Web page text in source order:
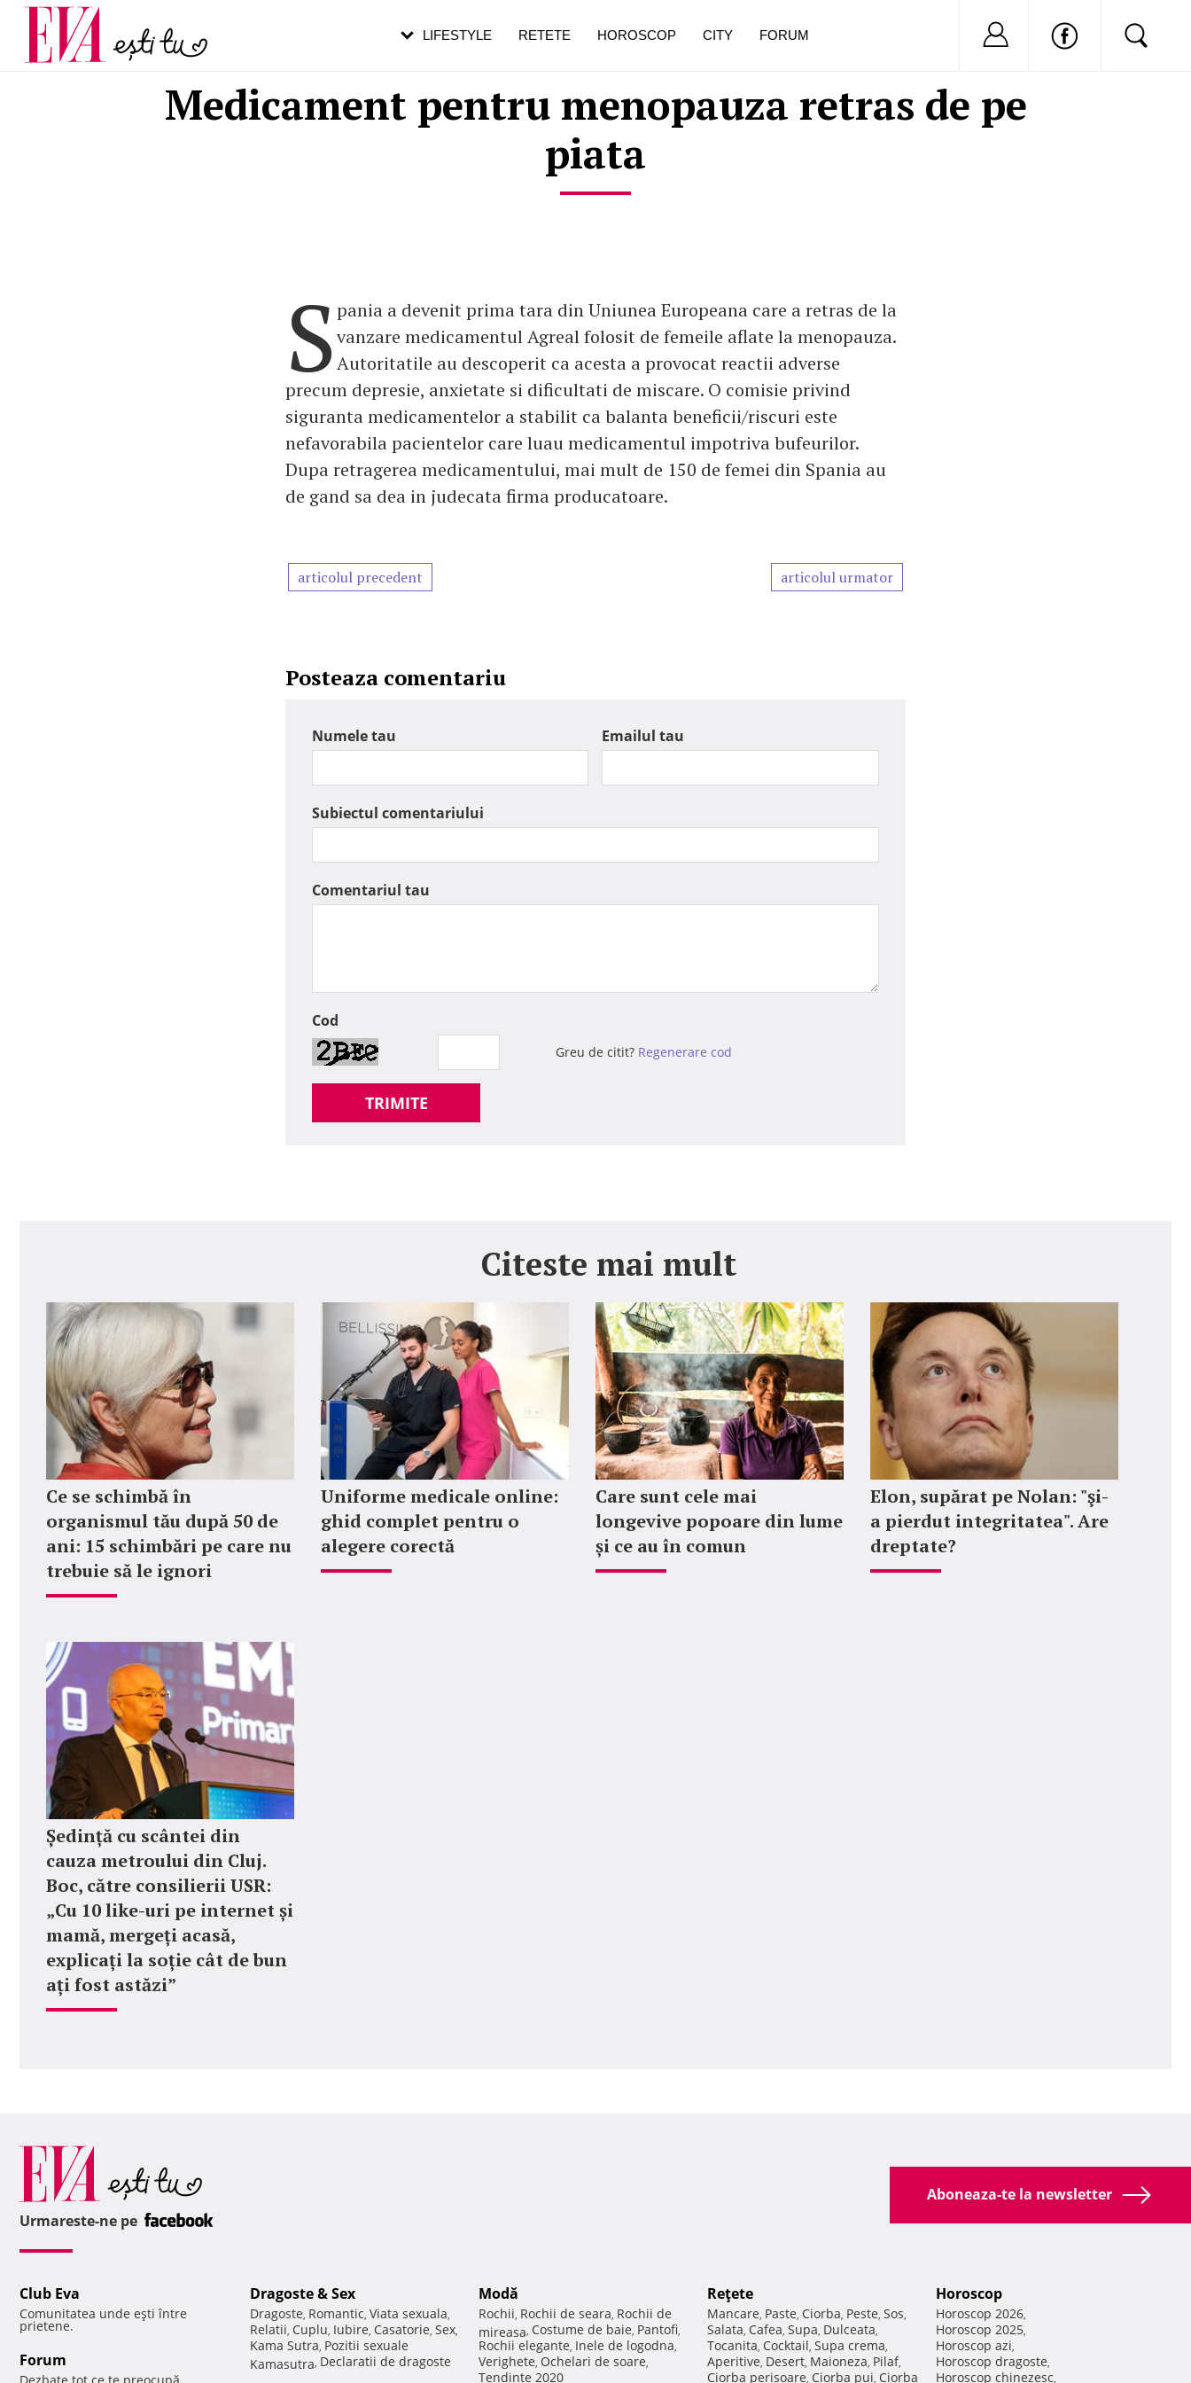
Medicament pentru menopauza retras de pe
piata
S pania a devenit prima tara din Uniunea Europeana care a retras de la
vanzare medicamentul Agreal folosit de femeile aflate la menopauza.
Autoritatile au descoperit ca acesta a provocat reactii adverse
precum depresie, anxietate si dificultati de miscare. O comisie privind
siguranta medicamentelor a stabilit ca balanta beneficii/riscuri este
nefavorabila pacientelor care luau medicamentul impotriva bufeurilor.
Dupa retragerea medicamentului, mai mult de 150 de femei din Spania au
de gand sa dea in judecata firma producatoare.
articolul precedent articolul urmator
Posteaza comentariu
Numele tau Emailul tau
Subiectul comentariului
Comentariul tau
Cod
Greu de citit? Regenerare cod
TRIMITE
Citeste mai mult
Ce se schimbă în
organismul tău după 50 de
ani: 15 schimbări pe care nu
trebuie să le ignori
Uniforme medicale online:
ghid complet pentru o
alegere corectă
Care sunt cele mai
longevive popoare din lume
și ce au în comun
Elon, supărat pe Nolan: "şi-
a pierdut integritatea". Are
dreptate?
Ședință cu scântei din
cauza metroului din Cluj.
Boc, către consilierii USR:
„Cu 10 like-uri pe internet și
mamă, mergeți acasă,
explicați la soție cât de bun
ați fost astăzi”
LIFESTYLE RETETE HOROSCOP CITY FORUM Nu ai cont?
Carieră
Actualitate
pe măsură ce înaintezi în vârstă
de dureroasă este investigația
Aboneaza-te la newsletter
Urmareste-ne pe
Club Eva
Comunitatea unde eşti între
prietene.
Forum
Dragoste & Sex
Dragoste, Romantic, Viata sexuala,
Relatii, Cuplu, Iubire, Casatorie, Sex,
Kama Sutra, Pozitii sexuale
Kamasutra, Declaratii de dragoste
Modă
Rochii, Rochii de seara, Rochii de
mireasa, Costume de baie, Pantofi,
Rochii elegante, Inele de logodna,
Verighete, Ochelari de soare,
Tendinte 2020
Reţete
Mancare, Paste, Ciorba, Peste, Sos,
Salata, Cafea, Supa, Dulceata,
Tocanita, Cocktail, Supa crema,
Aperitive, Desert, Maioneza, Pilaf,
Ciorba perisoare, Ciorba pui, Ciorba
Horoscop
Horoscop 2026,
Horoscop 2025,
Horoscop azi,
Horoscop dragoste,
Horoscop chinezesc,